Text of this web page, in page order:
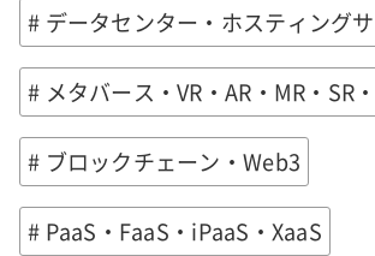
# データセンター・ホスティング
# メタバース・VR・AR・MR・SR
# ブロックチェーン・Web3
# PaaS・FaaS・iPaaS・XaaS